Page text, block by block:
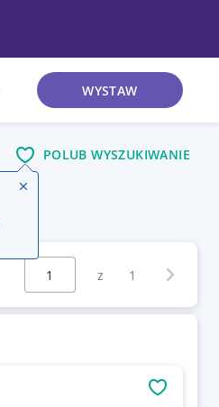
WYSTAW
POLUB WYSZUKIWANIE
Wybierz stronę:
z 1
Zamknij wskazówkę